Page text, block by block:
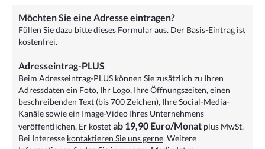
Möchten Sie eine Adresse eintragen?
Füllen Sie dazu bittedieses Formularaus. Der Basis-Eintrag ist
kostenfrei.
Adresseintrag-PLUS
Beim Adresseintrag-PLUS können Sie zusätzlich zu Ihren
Adressdaten ein Foto, Ihr Logo, Ihre Öffnungszeiten, einen
beschreibenden Text (bis 700 Zeichen), Ihre Social-Media-
Kanäle sowie ein Image-Video Ihres Unternehmens
veröffentlichen. Er kostetab 19,90 Euro/Monat plus MwSt.
Bei Interesse kontaktieren Sie uns gerne. Weitere